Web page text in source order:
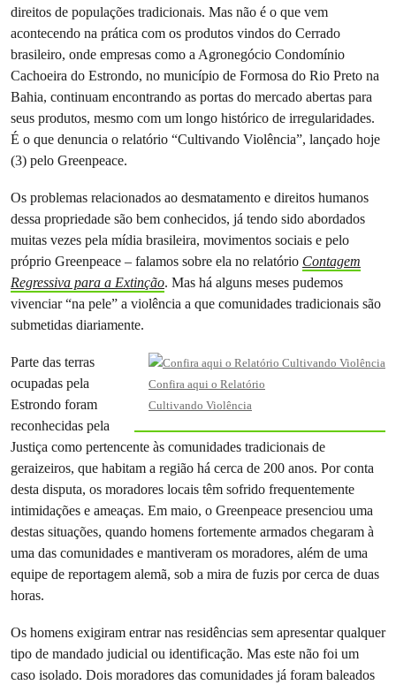
direitos de populações tradicionais. Mas não é o que vem
acontecendo na prática com os produtos vindos do Cerrado
brasileiro, onde empresas como a Agronegócio Condomínio
Cachoeira do Estrondo, no município de Formosa do Rio Preto na
Bahia, continuam encontrando as portas do mercado abertas para
seus produtos, mesmo com um longo histórico de irregularidades.
É o que denuncia o relatório “Cultivando Violência”, lançado hoje
(3) pelo Greenpeace.
Os problemas relacionados ao desmatamento e direitos humanos
dessa propriedade são bem conhecidos, já tendo sido abordados
muitas vezes pela mídia brasileira, movimentos sociais e pelo
próprio Greenpeace – falamos sobre ela no relatório Contagem
Regressiva para a Extinção. Mas há alguns meses pudemos
vivenciar “na pele” a violência a que comunidades tradicionais são
submetidas diariamente.
Confira aqui o Relatório
Cultivando Violência
Parte das terras
ocupadas pela
Estrondo foram
reconhecidas pela
Justiça como pertencente às comunidades tradicionais de
geraizeiros, que habitam a região há cerca de 200 anos. Por conta
desta disputa, os moradores locais têm sofrido frequentemente
intimidações e ameaças. Em maio, o Greenpeace presenciou uma
destas situações, quando homens fortemente armados chegaram à
uma das comunidades e mantiveram os moradores, além de uma
equipe de reportagem alemã, sob a mira de fuzis por cerca de duas
horas.
Os homens exigiram entrar nas residências sem apresentar qualquer
tipo de mandado judicial ou identificação. Mas este não foi um
caso isolado. Dois moradores das comunidades já foram baleados